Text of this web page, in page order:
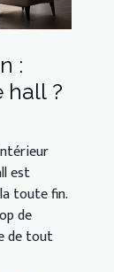
:
hall ?
est
toute fin.
de
de tout